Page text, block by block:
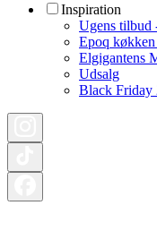
Inspiration
Ugens tilbud
Epoq
Elgigantens
Udsalg
Black Friday